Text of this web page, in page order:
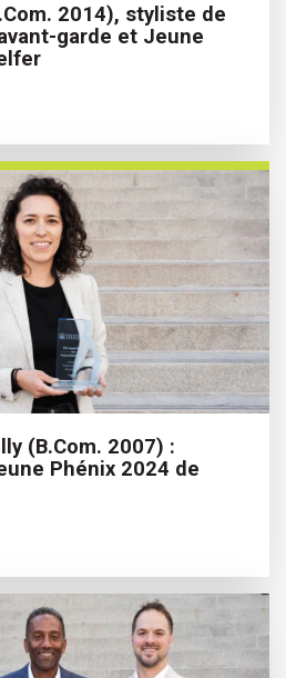
2014), styliste de
garde et Jeune
(B.Com. 2007) :
Phénix 2024 de